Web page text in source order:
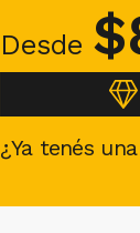
Desde $
¿Ya tenés